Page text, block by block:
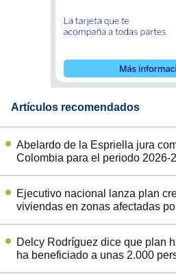
Artículos recomendados
Abelardo de la Espriella jura
Colombia para el periodo 2026-
Ejecutivo nacional lanza plan
viviendas en zonas afectadas
Delcy Rodríguez dice que plan
ha beneficiado a unas 2.000